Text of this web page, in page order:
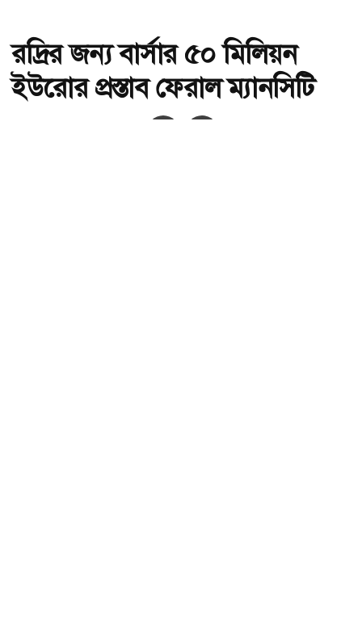
রদ্রির জন্য বার্সার ৫০ মিলিয়ন
ইউরোর প্রস্তাব ফেরাল ম্যানসিটি